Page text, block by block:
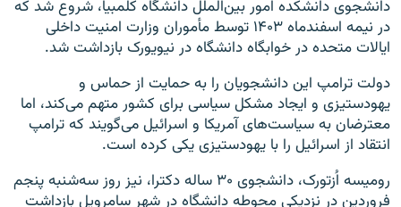
دانشجوی دانشکده امور بین‌الملل دانشگاه کلمبیا، شروع شد که
در نیمه اسفندماه ۱۴۰۳ توسط مأموران وزارت امنیت داخلی
ایالات متحده در خوابگاه دانشگاه در نیویورک بازداشت شد.
دولت ترامپ این دانشجویان را به حمایت از حماس و
یهودستیزی و ایجاد مشکل سیاسی برای کشور متهم می‌کند،‌ اما
معترضان به سیاست‌های آمریکا و اسرائیل می‌گویند که ترامپ
انتقاد از اسرائیل را با یهودستیزی یکی کرده است.
رومیسه اُزتورک، دانشجوی ۳۰ ساله دکترا، نیز روز سه‌شنبه پنجم
فروردین در نزدیکی محوطه دانشگاه در شهر سامرویل بازداشت